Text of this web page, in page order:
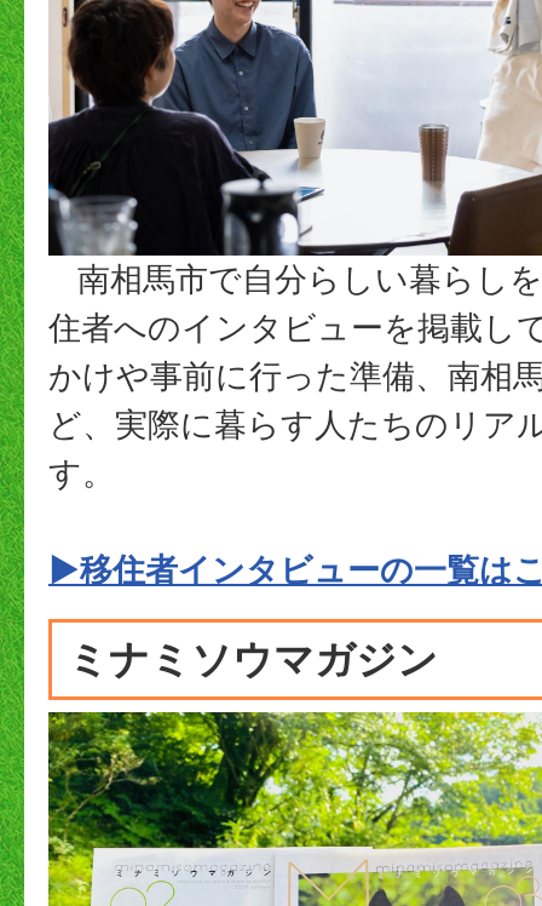
南相馬市で自分らしい暮らし
住者へのインタビューを掲載し
かけや事前に行った準備、南相
ど、実際に暮らす人たちのリア
す。
▶移住者インタビューの一覧は
ミナミソウマガジン